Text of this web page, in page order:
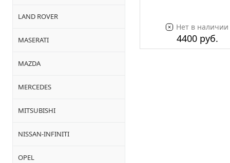
LAND ROVER
MASERATI
MAZDA
MERCEDES
MITSUBISHI
NISSAN-INFINITI
OPEL
Нет в наличии
4400 руб.